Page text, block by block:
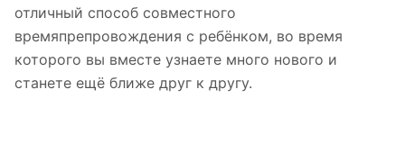
отличный способ совместного
времяпрепровождения с ребёнком, во время
которого вы вместе узнаете много нового и
станете ещё ближе друг к другу.